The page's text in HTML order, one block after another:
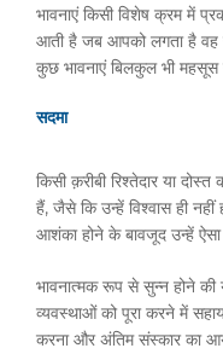
भावनाएं किसी विशेष क्रम में
आती है जब आपको लगता है
कुछ भावनाएं बिलकुल भी महसूस
सदमा
किसी क़रीबी रिश्तेदार या
हैं, जैसे कि उन्हें विश्वास ही
आशंका होने के बावजूद उन्हें
भावनात्मक रूप से सुन्न होने की
व्यवस्थाओं को पूरा करने में
करना और अंतिम संस्कार का